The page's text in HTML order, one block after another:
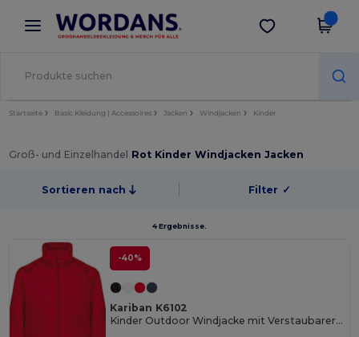
× Wordans App
Bessere Preise in der App!
App holen
Startseite Basic Kleidung | Accessoires Jacken Windjacken Kinder
Groß- und Einzelhandel Rot Kinder Windjacken Jacken
Sortieren nach Filter ✓
4 Ergebnisse.
-40%
Kariban K6102
Kinder Outdoor Windjacke mit Verstaubarer Kapuze